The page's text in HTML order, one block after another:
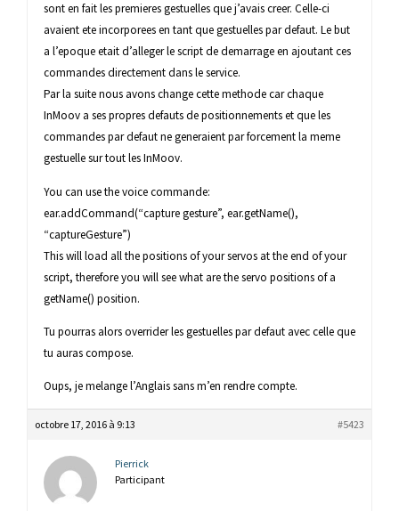
sont en fait les premieres gestuelles que j’avais creer. Celle-ci
avaient ete incorporees en tant que gestuelles par defaut. Le but
a l’epoque etait d’alleger le script de demarrage en ajoutant ces
commandes directement dans le service.
Par la suite nous avons change cette methode car chaque
InMoov a ses propres defauts de positionnements et que les
commandes par defaut ne generaient par forcement la meme
gestuelle sur tout les InMoov.
You can use the voice commande:
ear.addCommand(“capture gesture”, ear.getName(),
“captureGesture”)
This will load all the positions of your servos at the end of your
script, therefore you will see what are the servo positions of a
getName() position.
Tu pourras alors overrider les gestuelles par defaut avec celle que
tu auras compose.
Oups, je melange l’Anglais sans m’en rendre compte.
octobre 17, 2016 à 9:13 #5423
Pierrick
Participant